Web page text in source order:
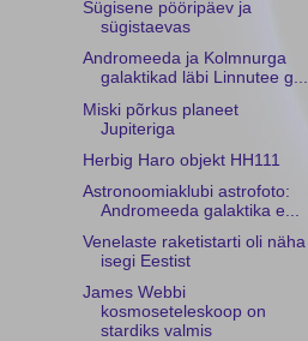
Sügisene pööripäev ja
sügistaevas
Andromeeda ja Kolmnurga
galaktikad läbi Linnutee g...
Miski põrkus planeet
Jupiteriga
Herbig Haro objekt HH111
Astronoomiaklubi astrofoto:
Andromeeda galaktika e...
Venelaste raketistarti oli näha
isegi Eestist
James Webbi
kosmoseteleskoop on
stardiks valmis